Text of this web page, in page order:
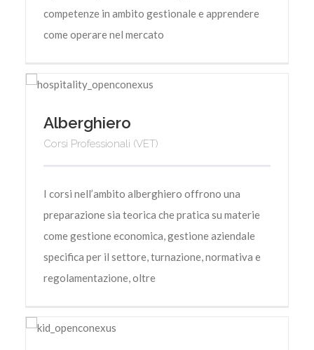
competenze in ambito gestionale e apprendere
come operare nel mercato
Alberghiero
Corsi Professionali (VET)
I corsi nell’ambito alberghiero offrono una
preparazione sia teorica che pratica su materie
come gestione economica, gestione aziendale
specifica per il settore, turnazione, normativa e
regolamentazione, oltre